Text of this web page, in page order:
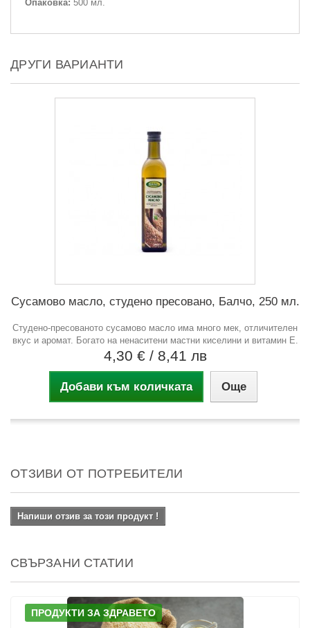
Опаковка: 500 мл.
ДРУГИ ВАРИАНТИ
Сусамово масло, студено пресовано, Балчо, 250 мл.
Студено-пресованото сусамово масло има много мек, отличителен
вкус и аромат. Богато на ненаситени мастни киселини и витамин Е.
4,30 € / 8,41 лв
Добави към количката Още
ОТЗИВИ ОТ ПОТРЕБИТЕЛИ
Напиши отзив за този продукт !
СВЪРЗАНИ СТАТИИ
ПРОДУКТИ ЗА ЗДРАВЕТО